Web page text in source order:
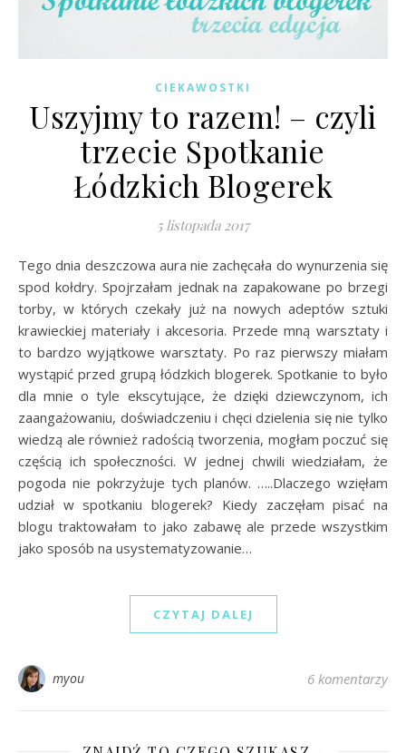
CIEKAWOSTKI
Uszyjmy to razem! – czyli
trzecie Spotkanie
Łódzkich Blogerek
5 listopada 2017
Tego dnia deszczowa aura nie zachęcała do wynurzenia się
spod kołdry. Spojrzałam jednak na zapakowane po brzegi
torby, w których czekały już na nowych adeptów sztuki
krawieckiej materiały i akcesoria. Przede mną warsztaty i
to bardzo wyjątkowe warsztaty. Po raz pierwszy miałam
wystąpić przed grupą łódzkich blogerek. Spotkanie to było
dla mnie o tyle ekscytujące, że dzięki dziewczynom, ich
zaangażowaniu, doświadczeniu i chęci dzielenia się nie tylko
wiedzą ale również radością tworzenia, mogłam poczuć się
częścią ich społeczności. W jednej chwili wiedziałam, że
pogoda nie pokrzyżuje tych planów. …..Dlaczego wzięłam
udział w spotkaniu blogerek? Kiedy zaczęłam pisać na
blogu traktowałam to jako zabawę ale przede wszystkim
jako sposób na usystematyzowanie…
CZYTAJ DALEJ
myou 6 komentarzy